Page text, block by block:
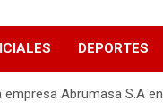
Madryn
DEPORTES
Abrumasa S.A